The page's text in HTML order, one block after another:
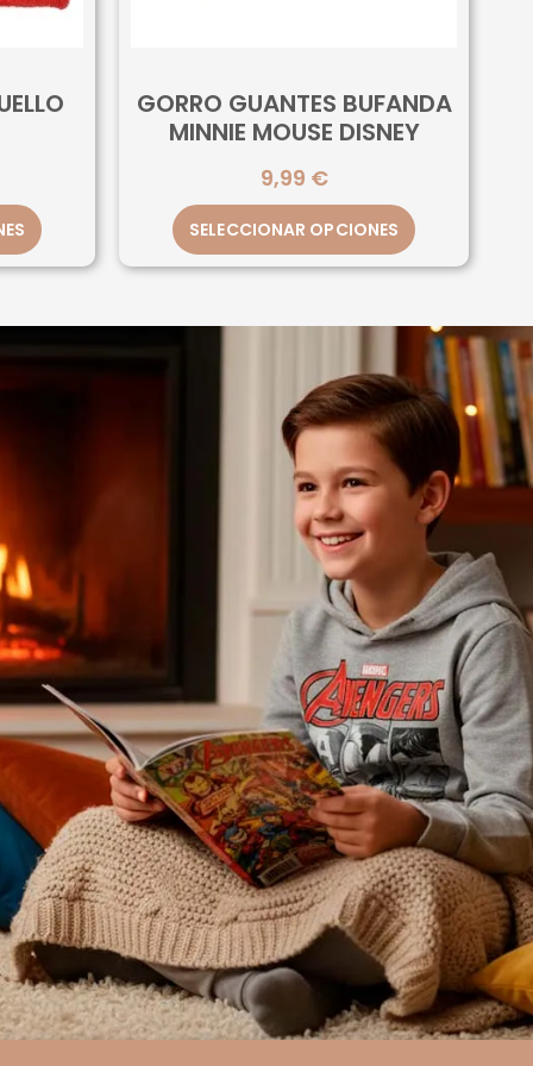
GORRO GUANTES BUFANDA
MINNIE MOUSE DISNEY
9,99 €
SELECCIONAR OPCIONES